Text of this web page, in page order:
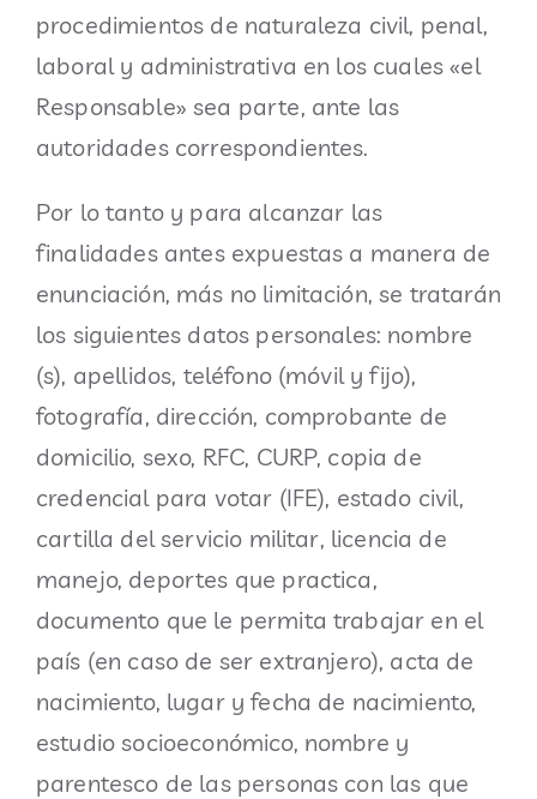
procedimientos de naturaleza civil, penal,
laboral y administrativa en los cuales «el
Responsable» sea parte, ante las
autoridades correspondientes.
Por lo tanto y para alcanzar las
finalidades antes expuestas a manera de
enunciación, más no limitación, se tratarán
los siguientes datos personales: nombre
(s), apellidos, teléfono (móvil y fijo),
fotografía, dirección, comprobante de
domicilio, sexo, RFC, CURP, copia de
credencial para votar (IFE), estado civil,
cartilla del servicio militar, licencia de
manejo, deportes que practica,
documento que le permita trabajar en el
país (en caso de ser extranjero), acta de
nacimiento, lugar y fecha de nacimiento,
estudio socioeconómico, nombre y
parentesco de las personas con las que